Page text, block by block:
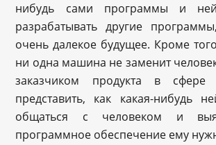
нибудь сами программы и
разрабатывать другие
очень далекое будущее. Кроме
ни одна машина не заменит
заказчиком продукта в
представить, как какая-нибудь
общаться с человеком и
программное обеспечение ему